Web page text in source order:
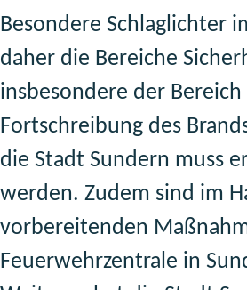
Besondere Schlaglichter
daher die Bereiche
insbesondere der
Fortschreibung des
die Stadt Sundern muss
werden. Zudem sind im
vorbereitenden
Feuerwehrzentrale in